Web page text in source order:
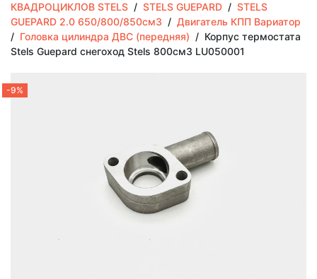
КВАДРОЦИКЛОВ STELS / STELS GUEPARD / STELS
GUEPARD 2.0 650/800/850см3 / Двигатель КПП Вариатор
/ Головка цилиндра ДВС (передняя) / Корпус термостата
Stels Guepard снегоход Stels 800см3 LU050001
-9%